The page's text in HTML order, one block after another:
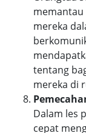
memantau
mereka
tentang
mereka di
Dalam les
cepat